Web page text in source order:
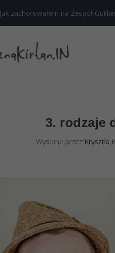
Jak zachorowałem na Zespół
3. rodzaje
Wysłane przez Kryszna